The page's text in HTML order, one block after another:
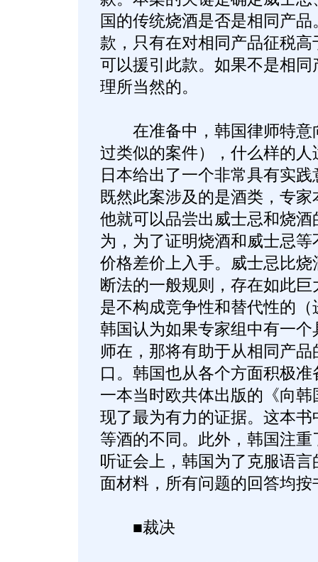
国的传统烧酒是否是相同产
款，只有在对相同产品征税
可以援引此款。如果不是相
理所当然的。
在准备中，韩国律师特意
过类似的案件），什么样的
日本给出了一个非常具有实
既然此案涉及的是酒类，专
他就可以品尝出威士忌和烧
为，为了证明烧酒和威士忌
价格差价上入手。威士忌比
断法的一般规则，存在如此
是不构成竞争性和替代性的
韩国认为如果专家组中有一
师在，那将有助于从相同产
口。韩国也从各个方面积极
一本当时欧共体出版的《向
现了最为有力的证据。这本
等酒的不同。此外，韩国注
听证会上，韩国为了克服语
面材料，所有问题的回答均按
■裁决